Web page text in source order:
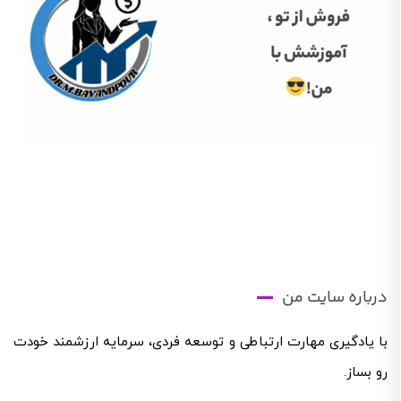
درباره سایت من
با یادگیری مهارت ارتباطی و توسعه فردی، سرمایه ارزشمند خودت
رو بساز.